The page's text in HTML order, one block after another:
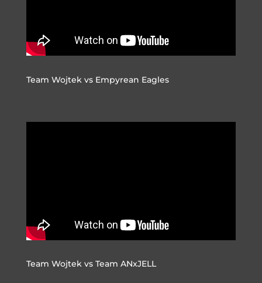
Team Wojtek vs Empyrean Eagles
Team Wojtek vs Team ANxJELL